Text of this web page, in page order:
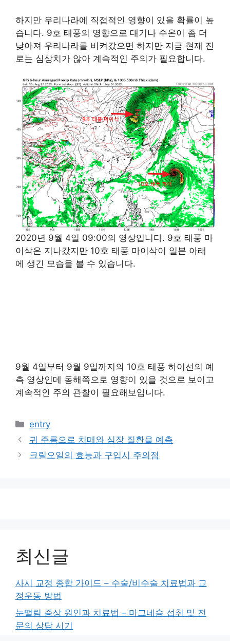
하지만 우리나라에 직접적인 영향이 있을 확률이 높
습니다. 9호 태풍의 영향으로 대기나 수온이 좀 더
낮아져 우리나라를 비켜갔으면 하지만 지금 현재 진
로는 심상치가 않아 계속적인 주의가 필요합니다.
2020년 9월 4일 09:00의 영상입니다. 9호 태풍 마
이삭은 지나갔지만 10호 태풍 마이삭이 일본 아래
에 생긴 모습을 볼 수 있습니다.
9월 4일부터 9월 9일까지의 10호 태풍 하이선의 예
측 영상인데 동해쪽으로 영향이 있을 것으로 보이고
계속적인 주의 관찰이 필요해보입니다.
최신글